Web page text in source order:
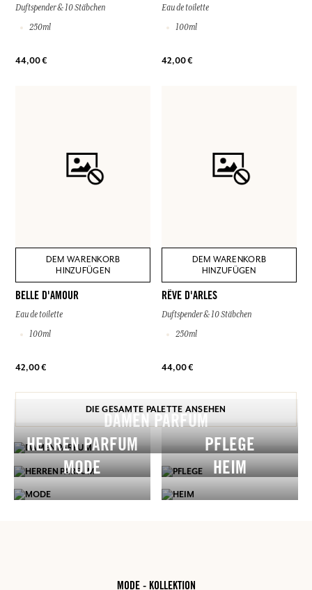
Duftspender & 10 Stäbchen
250ml
44,00 €
Eau de toilette
100ml
42,00 €
DEM WARENKORB
HINZUFÜGEN
BELLE D'AMOUR
Eau de toilette
100ml
42,00 €
DEM WARENKORB
HINZUFÜGEN
RÊVE D'ARLES
Duftspender & 10 Stäbchen
250ml
44,00 €
DIE GESAMTE PALETTE ANSEHEN
DAMEN PARFUM
HERREN PARFUM
PFLEGE
MODE
HEIM
MODE - KOLLEKTION